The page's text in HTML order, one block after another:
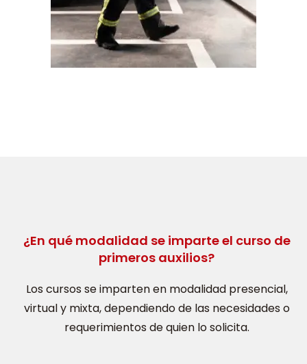
¿En qué modalidad se imparte el curso de
primeros auxilios?
Los cursos se imparten en modalidad presencial,
virtual y mixta, dependiendo de las necesidades o
requerimientos de quien lo solicita.